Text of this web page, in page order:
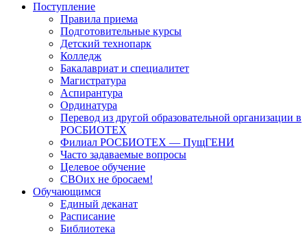
Поступление
Правила приема
Подготовительные курсы
Детский технопарк
Колледж
Бакалавриат и специалитет
Магистратура
Аспирантура
Ординатура
Перевод из другой образовательной организации в
РОСБИОТЕХ
Филиал РОСБИОТЕХ — ПущГЕНИ
Часто задаваемые вопросы
Целевое обучение
СВОих не бросаем!
Обучающимся
Единый деканат
Расписание
Библиотека